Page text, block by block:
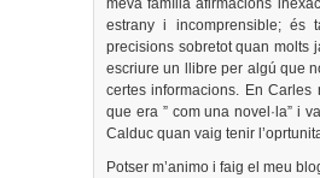
meva família afirmacions
estrany i incomprensible;
precisions sobretot quan molts
escriure un llibre per algú que
certes informacions. En
que era ” com una novel·la” i
Calduc quan vaig tenir
Potser m’animo i faig el meu